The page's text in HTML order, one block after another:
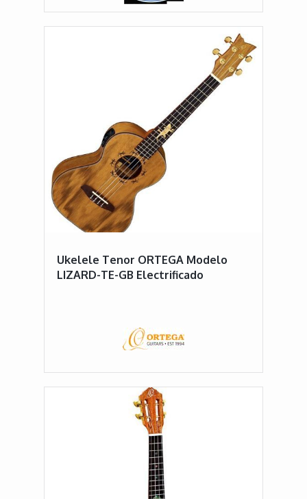
Ukelele Tenor ORTEGA Modelo
LIZARD-TE-GB Electrificado